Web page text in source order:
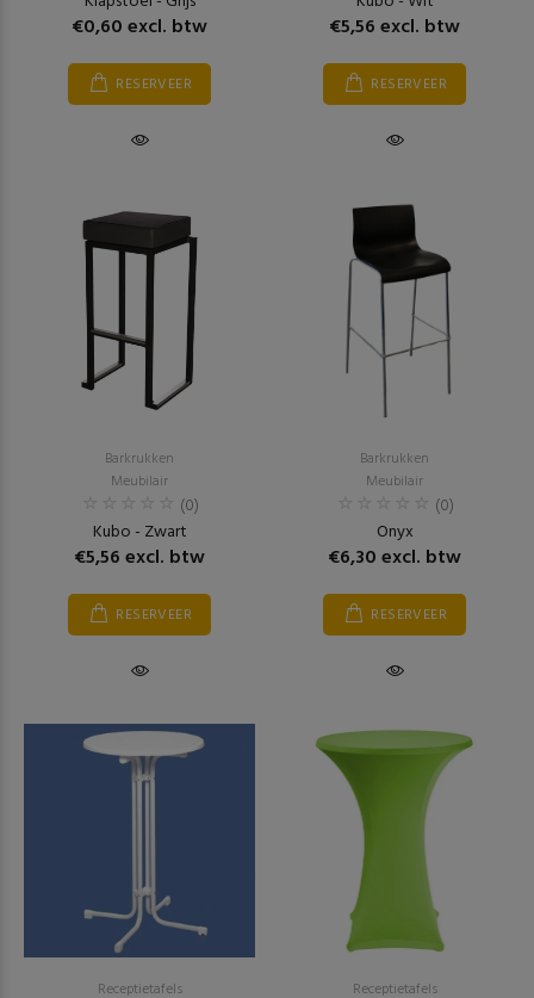
€0,60 excl. btw
RESERVEER
€5,56 excl. btw
RESERVEER
Barkrukken
Meubilair
(0)
Kubo - Zwart
€5,56 excl. btw
RESERVEER
Barkrukken
Meubilair
(0)
Onyx
€6,30 excl. btw
RESERVEER
Receptietafels
Receptietafels